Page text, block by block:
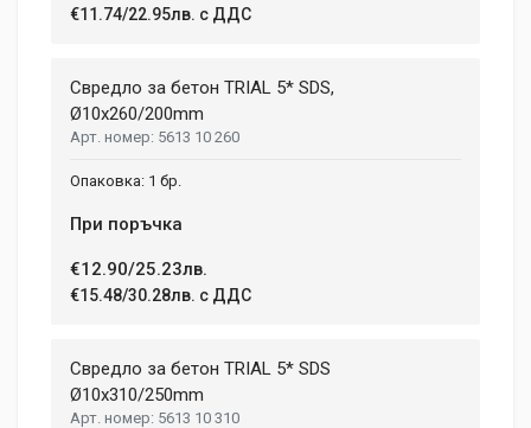
€11.74/22.95лв. с ДДС
Свредло за бетон TRIAL 5* SDS,
Ø10х260/200mm
5613 10 260
1 бр.
При поръчка
€12.90/25.23лв.
€15.48/30.28лв. с ДДС
Свредло за бетон TRIAL 5* SDS
Ø10x310/250mm
5613 10 310